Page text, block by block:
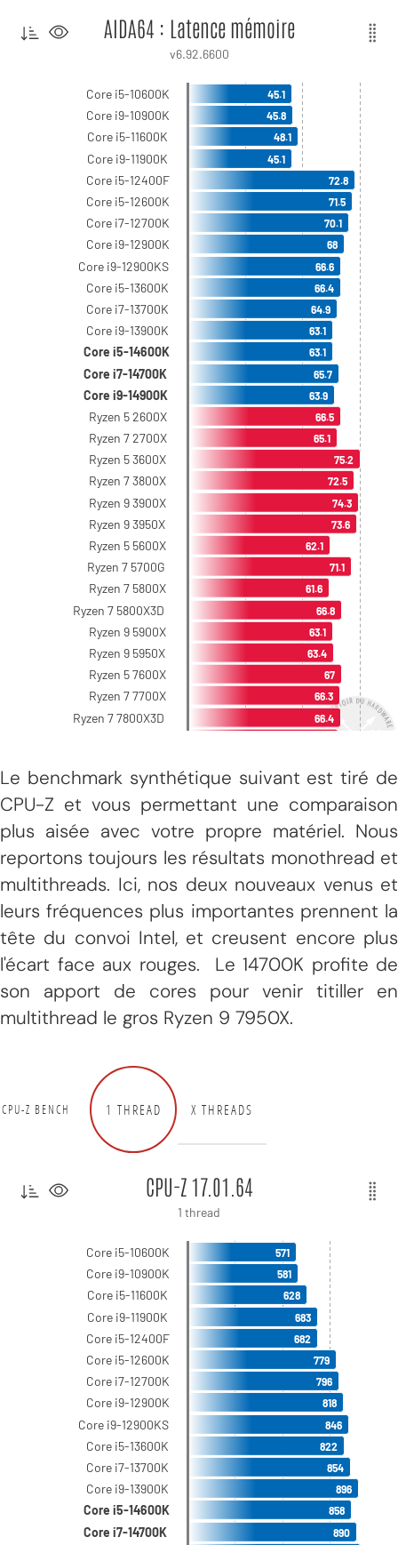
Le benchmark synthétique suivant est tiré de
CPU-Z et vous permettant une comparaison
plus aisée avec votre propre matériel. Nous
reportons toujours les résultats monothread et
multithreads. Ici, nos deux nouveaux venus et
leurs fréquences plus importantes prennent la
tête du convoi Intel, et creusent encore plus
l'écart face aux rouges. Le 14700K profite de
son apport de cores pour venir titiller en
multithread le gros Ryzen 9 7950X.